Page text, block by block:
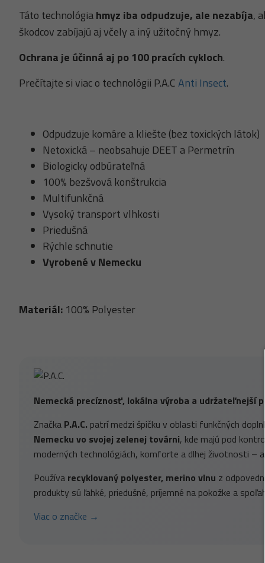
Nemecká precíznosť, lokálna výroba a udržateľnejší
Značka P.A.C. patrí medzi špičku v oblasti funkčných
Nemecku vo svojej zelenej továrni, kde majú pod
moderných technológiách, komforte a dlhej životnosti – a
Používa recyklovaný polyester, merino vlnu z
produkty sú ľahké, priedušné, príjemné na pokožke a
Viac o značke →
Táto technológiahmyz iba odpudzuje, ale nezabíja,
škodcov zabíjajú aj včely a iný užitočný hmyz.
Ochrana je účinná aj po 100 pracích cykloch.
Prečítajte si viac o technológii P.A.CAnti Insect.
Odpudzuje komáre a kliešte (bez toxických látok)
Netoxická – neobsahuje DEET a Permetrín
Biologicky odbúrateľná
100% bezšvová konštrukcia
Multifunkčná
Vysoký transport vlhkosti
Priedušná
Rýchle schnutie
Vyrobené v Nemecku
Materiál: 100% Polyester